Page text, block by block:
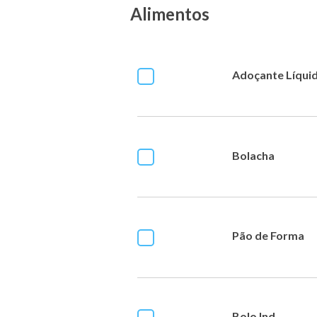
Alimentos
Adoçante
Bolacha
Pão de Forma